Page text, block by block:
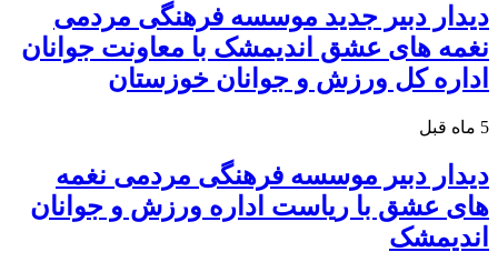
دیدار دبیر جدید موسسه فرهنگی مردمی
نغمه های عشق اندیمشک با معاونت جوانان
اداره کل ورزش و جوانان خوزستان
5 ماه قبل
دیدار دبیر موسسه فرهنگی مردمی نغمه
های عشق با ریاست اداره ورزش و جوانان
اندیمشک